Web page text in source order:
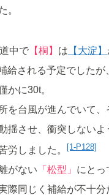
。
中で 【桐】 は 【大淀】
給される予定でしたが
かに30t。
を台風が進んでいて、
揺させ、衝突しない
労しました。 [1-P128]
がない 「松型」 にとっ
際同じく補給が不十分